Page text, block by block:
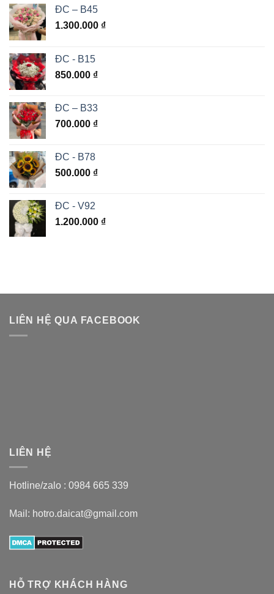
ĐC – B45
1.300.000 ₫
ĐC - B15
850.000 ₫
ĐC – B33
700.000 ₫
ĐC - B78
500.000 ₫
ĐC - V92
1.200.000 ₫
LIÊN HỆ QUA FACEBOOK
LIÊN HỆ
Hotline/zalo : 0984 665 339
Mail: hotro.daicat@gmail.com
HỖ TRỢ KHÁCH HÀNG